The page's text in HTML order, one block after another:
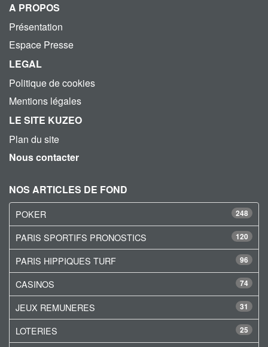
A PROPOS
Présentation
Espace Presse
LEGAL
Politique de cookies
Mentions légales
LE SITE KUZEO
Plan du site
Nous contacter
NOS ARTICLES DE FOND
248
POKER
120
PARIS SPORTIFS PRONOSTICS
96
PARIS HIPPIQUES TURF
74
CASINOS
31
JEUX REMUNERES
25
LOTERIES